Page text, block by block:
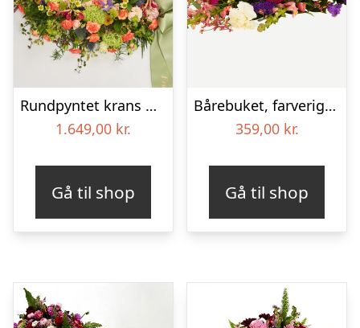
Rundpyntet krans med bånd – Et farverigt farvel
1.649,00 kr.
Gå til shop
Bårebuket, farverig (Floristens kreative valg)
359,00 kr.
Gå til shop